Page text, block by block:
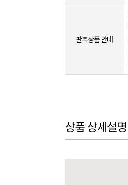
판촉상품 안내
상품 상세설명